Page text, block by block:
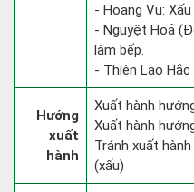
- Hoang Vu:
- Nguyệt Hoả
làm bếp.
- Thiên Lao
Hướng
xuất
hành
Xuất hành
Xuất hành
Tránh xuất
(xấu)